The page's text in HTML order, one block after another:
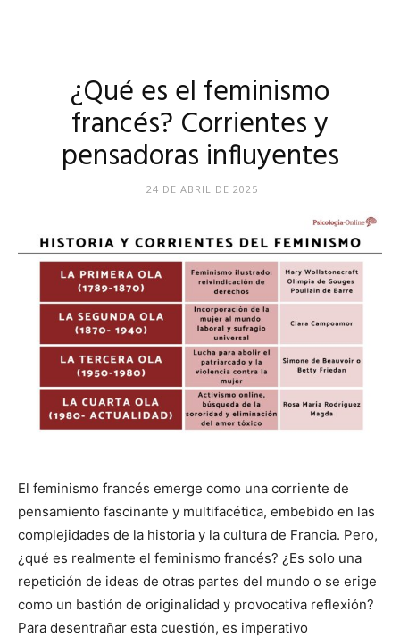
¿Qué es el feminismo
francés? Corrientes y
pensadoras influyentes
24 DE ABRIL DE 2025
El feminismo francés emerge como una corriente de
pensamiento fascinante y multifacética, embebido en las
complejidades de la historia y la cultura de Francia. Pero,
¿qué es realmente el feminismo francés? ¿Es solo una
repetición de ideas de otras partes del mundo o se erige
como un bastión de originalidad y provocativa reflexión?
Para desentrañar esta cuestión, es imperativo